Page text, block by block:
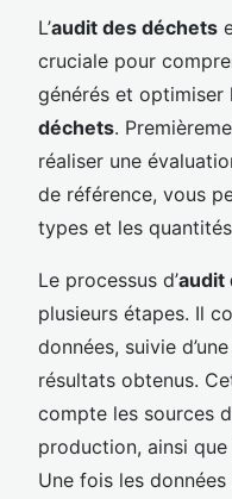
L’audit des déchets
cruciale pour
générés et optimiser
déchets.
réaliser une
de référence, vous
types et les
Le processus d’audit
plusieurs étapes. Il
données, suivie
résultats obtenus.
compte les sources
production, ainsi
Une fois les